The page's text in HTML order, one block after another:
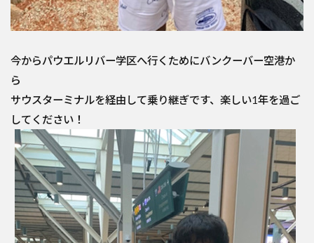
今からパウエルリバー学区へ行くためにバンクーバー空港か
ら
サウスターミナルを経由して乗り継ぎです、楽しい1年を過ご
してください！